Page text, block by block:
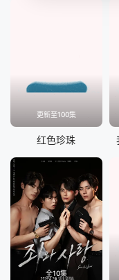
更新至100集
红色珍珠
全10集